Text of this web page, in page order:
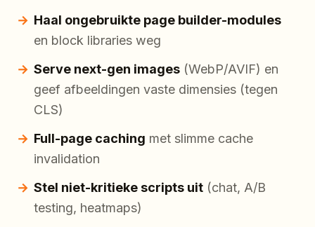
Haal ongebruikte page builder-modules
en block libraries weg
Serve next-gen images (WebP/AVIF) en
geef afbeeldingen vaste dimensies (tegen
CLS)
Full-page caching met slimme cache
invalidation
Stel niet-kritieke scripts uit (chat, A/B
testing, heatmaps)